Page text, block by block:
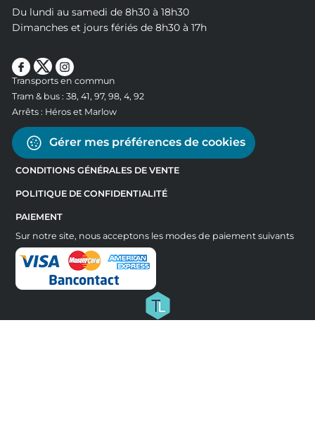
Du lundi au samedi de 8h30 à 18h30
Dimanches et jours fériés de 8h30 à 17h
Transports en commun
Tram & bus : 38, 41, 97, 98, 4, 92
Arrêts : Héros et Marlow
Gérer mes préférences de cookies
CONDITIONS GÉNÉRALES DE VENTE
POLITIQUE DE CONFIDENTIALITÉ
PAIEMENT
Sur notre site, nous acceptons les modes de paiement suivants